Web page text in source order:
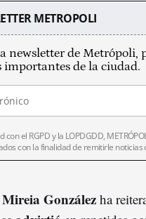
METROPOLI
newsletter de Metrópoli,
importantes de la ciudad.
el RGPD y la LOPDGDD,
con la finalidad de remitirle noticias
Mireia González ha